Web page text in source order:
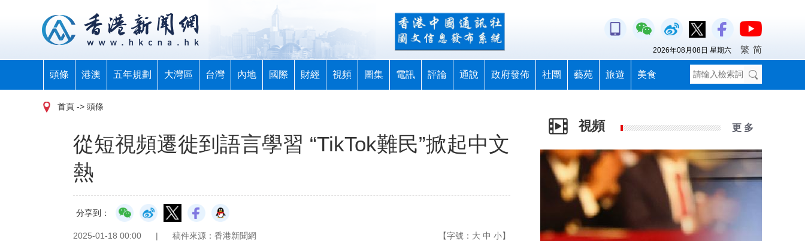
頭條 港澳 五年規劃 大灣區 台灣 內地 國際 財經 視頻 圖集 電訊 評論 通說 政府發佈 社團 藝苑 旅遊 美食
2026年08月08日 星期六 繁 简
首頁 -> 頭條
從短視頻遷徙到語言學習 “TikTok難民”掀起中文
熱
分享到：
2025-01-18 00:00 | 稿件來源：香港新聞網 【字號： 大 中 小】
視頻 更 多